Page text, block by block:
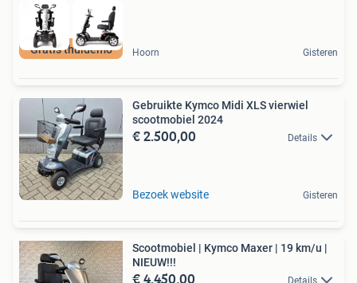
Gratis thuidemo Hoorn Gisteren
Gebruikte Kymco Midi XLS vierwiel
scootmobiel 2024
€ 2.500,00 Details
Bezoek website Gisteren
Scootmobiel | Kymco Maxer | 19 km/u |
NIEUW!!!
€ 4.450,00 Details